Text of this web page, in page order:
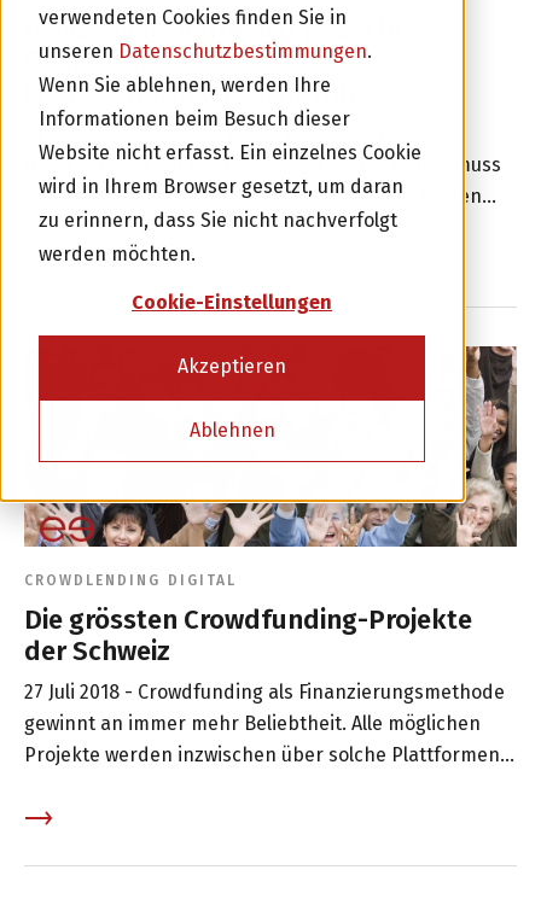
verwendeten Cookies finden Sie in
unseren Datenschutzbestimmungen.
Wenn Sie ablehnen, werden Ihre
Informationen beim Besuch dieser
Website nicht erfasst. Ein einzelnes Cookie
wird in Ihrem Browser gesetzt, um daran
zu erinnern, dass Sie nicht nachverfolgt
werden möchten.
Cookie-Einstellungen
Akzeptieren
Ablehnen
Investor werden
oder
Kreditnehmer werden
Devisengeschäfte neu gedacht:
Flexibilität bei der
Fremdwährungsbeschaffung
24 August 2018 - Jedes kleine und mittlere
Unternehmen mit internationaler Verflechtung, muss
zwangsläufig irgendwann Fremdwährungen kaufen
oder verkaufen. Oftmals ist es jedoch nur schwer
möglich, den Währungsbedarf zu quantifizieren und
die exakten Termine zu bestimmen. Bei AMNIS lösen
wir diese Probleme mit unserer neuesten
Funktionalität für Schweizer Unternehmer.
CROWDLENDING DIGITAL
Die grössten Crowdfunding-Projekte
der Schweiz
27 Juli 2018 - Crowdfunding als Finanzierungsmethode
gewinnt an immer mehr Beliebtheit. Alle möglichen
Projekte werden inzwischen über solche Plattformen
Magazin zu einer Uhr, der Finanzierung politischer